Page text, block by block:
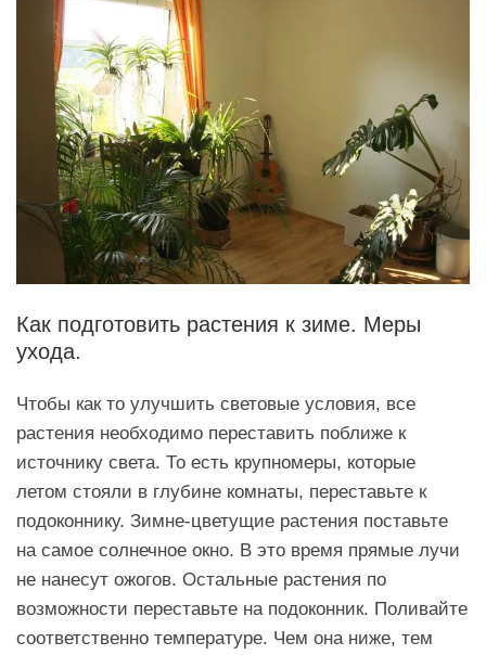
Как подготовить растения к зиме. Меры
ухода.
Чтобы как то улучшить световые условия, все
растения необходимо переставить поближе к
источнику света. То есть крупномеры, которые
летом стояли в глубине комнаты, переставьте к
подоконнику. Зимне-цветущие растения поставьте
на самое солнечное окно. В это время прямые лучи
не нанесут ожогов. Остальные растения по
возможности переставьте на подоконник. Поливайте
соответственно температуре. Чем она ниже, тем